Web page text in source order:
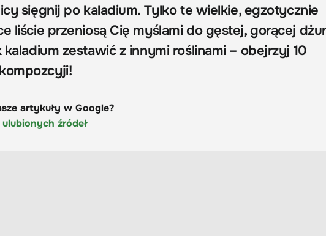
sięgnij po kaladium. Tylko te wielkie, egzotycznie
liście przeniosą Cię myślami do gęstej, gorącej
kaladium zestawić z innymi roślinami – obejrzyj 10
artykuły w Google?
źródeł